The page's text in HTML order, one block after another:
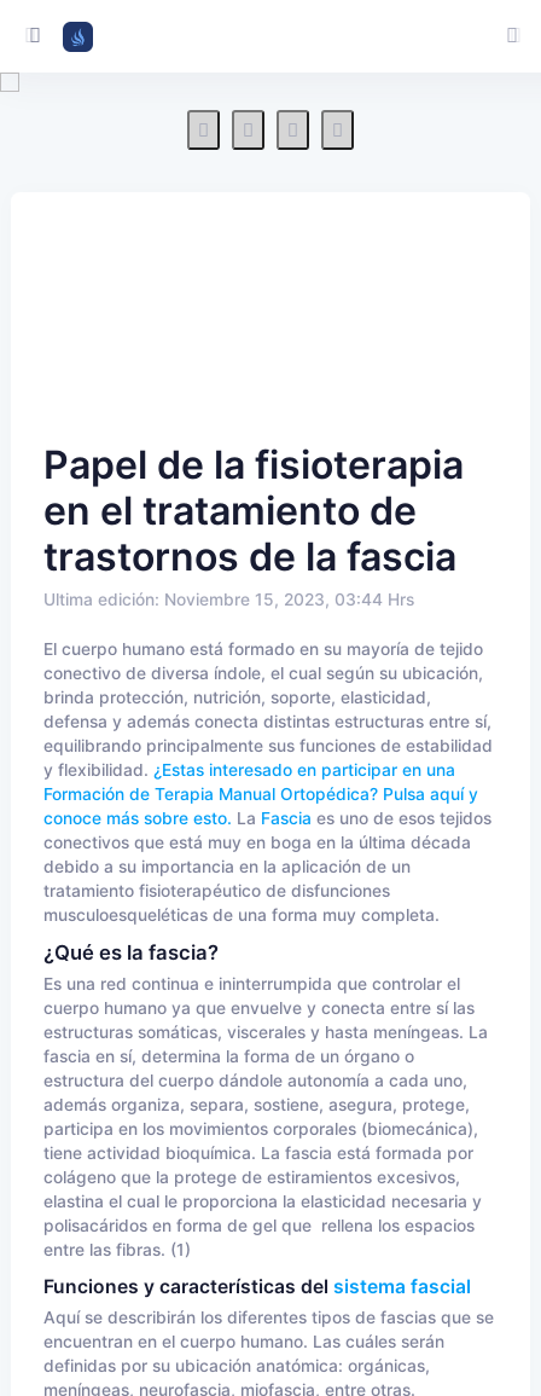
Papel de la fisioterapia
en el tratamiento de
trastornos de la fascia
Ultima edición: Noviembre 15, 2023, 03:44 Hrs
El cuerpo humano está formado en su mayoría de tejido
conectivo de diversa índole, el cual según su ubicación,
brinda protección, nutrición, soporte, elasticidad,
defensa y además conecta distintas estructuras entre sí,
equilibrando principalmente sus funciones de estabilidad
y flexibilidad. ¿Estas interesado en participar en una
Formación de Terapia Manual Ortopédica? Pulsa aquí y
conoce más sobre esto. La Fascia es uno de esos tejidos
conectivos que está muy en boga en la última década
debido a su importancia en la aplicación de un
tratamiento fisioterapéutico de disfunciones
musculoesqueléticas de una forma muy completa.
¿Qué es la fascia?
Es una red continua e ininterrumpida que controlar el
cuerpo humano ya que envuelve y conecta entre sí las
estructuras somáticas, viscerales y hasta meníngeas. La
fascia en sí, determina la forma de un órgano o
estructura del cuerpo dándole autonomía a cada uno,
además organiza, separa, sostiene, asegura, protege,
participa en los movimientos corporales (biomecánica),
tiene actividad bioquímica. La fascia está formada por
colágeno que la protege de estiramientos excesivos,
elastina el cual le proporciona la elasticidad necesaria y
polisacáridos en forma de gel que rellena los espacios
entre las fibras. (1)
Funciones y características del sistema fascial
Aquí se describirán los diferentes tipos de fascias que se
encuentran en el cuerpo humano. Las cuáles serán
definidas por su ubicación anatómica: orgánicas,
meníngeas, neurofascia, miofascia, entre otras.